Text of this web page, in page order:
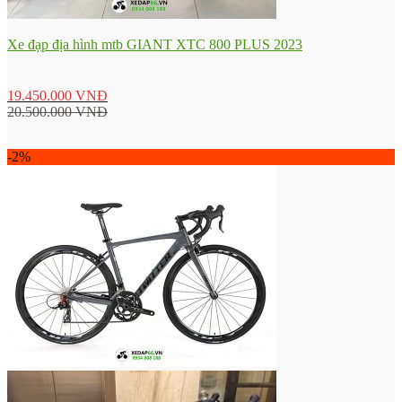
Xe đạp địa hình mtb GIANT XTC 800 PLUS 2023
19.450.000 VNĐ
20.500.000VNĐ
-2%